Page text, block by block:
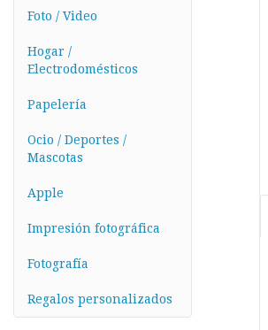
Foto / Video
Hogar /
Electrodomésticos
Papelería
Ocio / Deportes /
Mascotas
Apple
Impresión fotográfica
Fotografía
Regalos personalizados